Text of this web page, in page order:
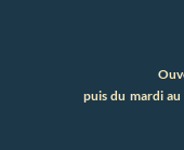
puis du mardi